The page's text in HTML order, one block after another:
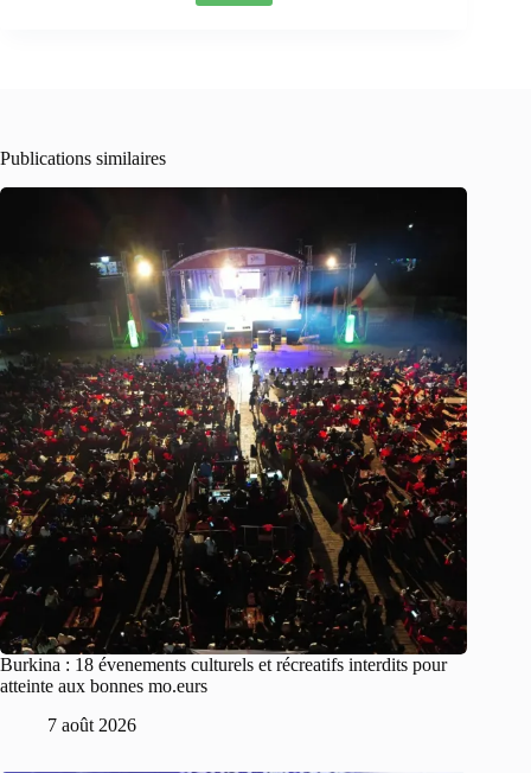
Publications similaires
Burkina : 18 évenements culturels et récreatifs interdits pour
atteinte aux bonnes mo.eurs
7 août 2026